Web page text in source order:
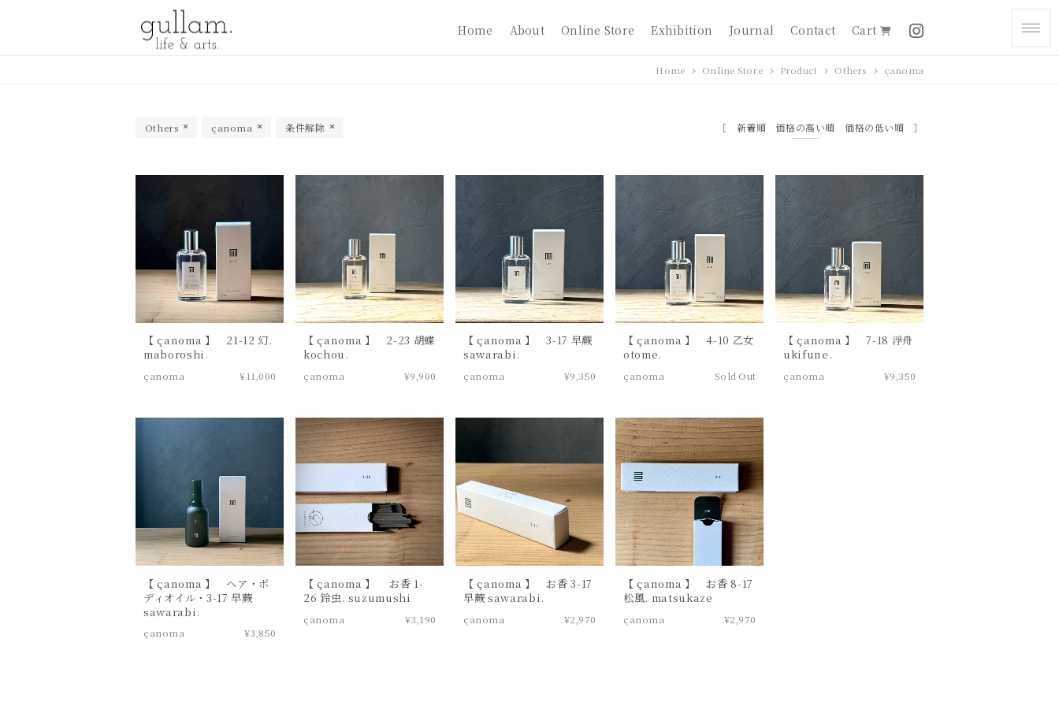
Home About Online Store Exhibition Journal Contact Cart
Home Online Store Product Others çanoma
新着順 価格の高い順 価格の低い順
Others çanoma 条件解除
【 çanoma 】 21-12 幻.
maboroshi.
çanoma ¥11,000
【 çanoma 】 2-23 胡蝶
kochou.
çanoma ¥9,900
【 çanoma 】 3-17 早蕨
sawarabi.
çanoma ¥9,350
【 çanoma 】 4-10 乙女
otome.
çanoma Sold Out
【 çanoma 】 7-18 浮舟
ukifune.
çanoma ¥9,350
【 çanoma 】 ヘア・ボ
ディオイル・3-17 早蕨
sawarabi.
çanoma ¥3,850
【 çanoma 】 お香 1-
26 鈴虫. suzumushi
çanoma ¥3,190
【 çanoma 】 お香 3-17
早蕨 sawarabi.
çanoma ¥2,970
【 çanoma 】 お香 8-17
松風. matsukaze
çanoma ¥2,970